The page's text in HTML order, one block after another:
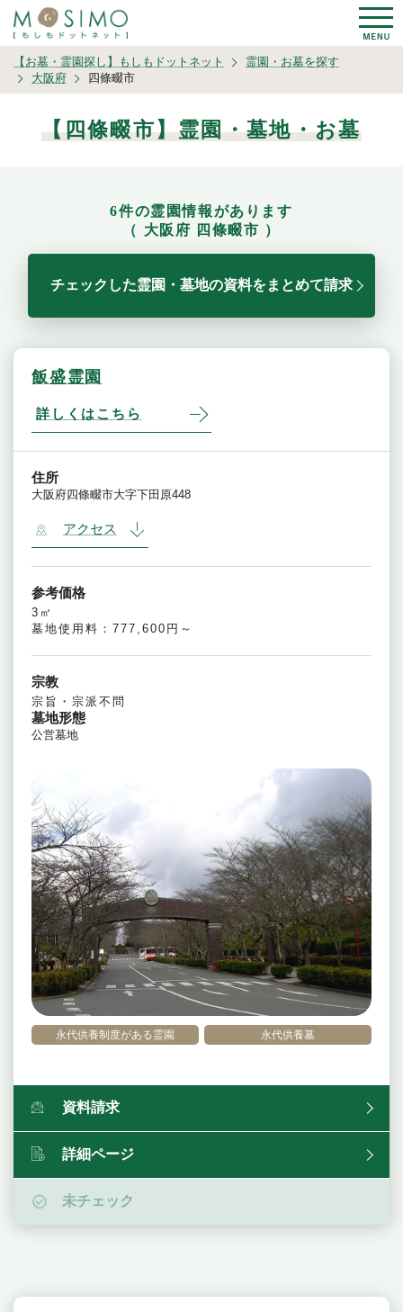
【お墓・霊園探し】もしもドットネット
霊園・お墓を探す
大阪府
四條畷市
【四條畷市】霊園・墓地・お墓
6件の霊園情報があります
（ 大阪府 四條畷市 ）
チェックした霊園・墓地の資料をまとめて請求
飯盛霊園
詳しくはこちら
永代供養制度がある霊園 永代供養墓
住所
大阪府四條畷市大字下田原448
アクセス
参考価格
3㎡
墓地使用料：777,600円～
宗教
宗旨・宗派不問
墓地形態
公営墓地
資料請求
詳細ページ
未チェック